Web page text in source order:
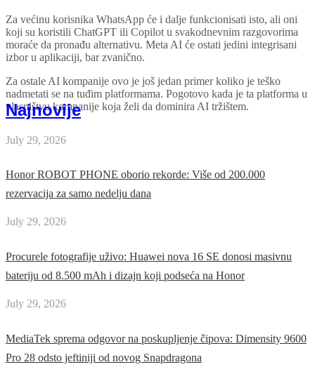
Za većinu korisnika WhatsApp će i dalje funkcionisati isto, ali oni
koji su koristili ChatGPT ili Copilot u svakodnevnim razgovorima
moraće da pronađu alternativu. Meta AI će ostati jedini integrisani
izbor u aplikaciji, bar zvanično.
Za ostale AI kompanije ovo je još jedan primer koliko je teško
nadmetati se na tuđim platformama. Pogotovo kada je ta platforma u
vlasništvu kompanije koja želi da dominira AI tržištem.
Najnovije
July 29, 2026
Honor ROBOT PHONE oborio rekorde: Više od 200.000
rezervacija za samo nedelju dana
July 29, 2026
Procurele fotografije uživo: Huawei nova 16 SE donosi masivnu
bateriju od 8.500 mAh i dizajn koji podseća na Honor
July 29, 2026
MediaTek sprema odgovor na poskupljenje čipova: Dimensity 9600
Pro 28 odsto jeftiniji od novog Snapdragona